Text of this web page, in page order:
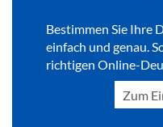
Bestimmen Sie Ihre
einfach und genau.
richtigen Online-
Zum